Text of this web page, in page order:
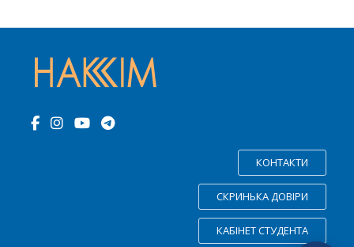
КОНТАКТИ
СКРИНЬКА ДОВІРИ
КАБІНЕТ СТУДЕНТА